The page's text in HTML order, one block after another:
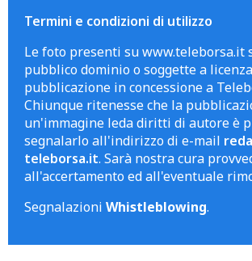
Termini e condizioni di utilizzo
Le foto presenti su www.teleborsa.it
pubblico dominio o soggette a
pubblicazione in concessione a
Chiunque ritenesse che la
un'immagine leda diritti di autore è
segnalarlo all'indirizzo di e-mail
teleborsa.it. Sarà nostra cura
all'accertamento ed all'eventuale
Segnalazioni Whistleblowing.